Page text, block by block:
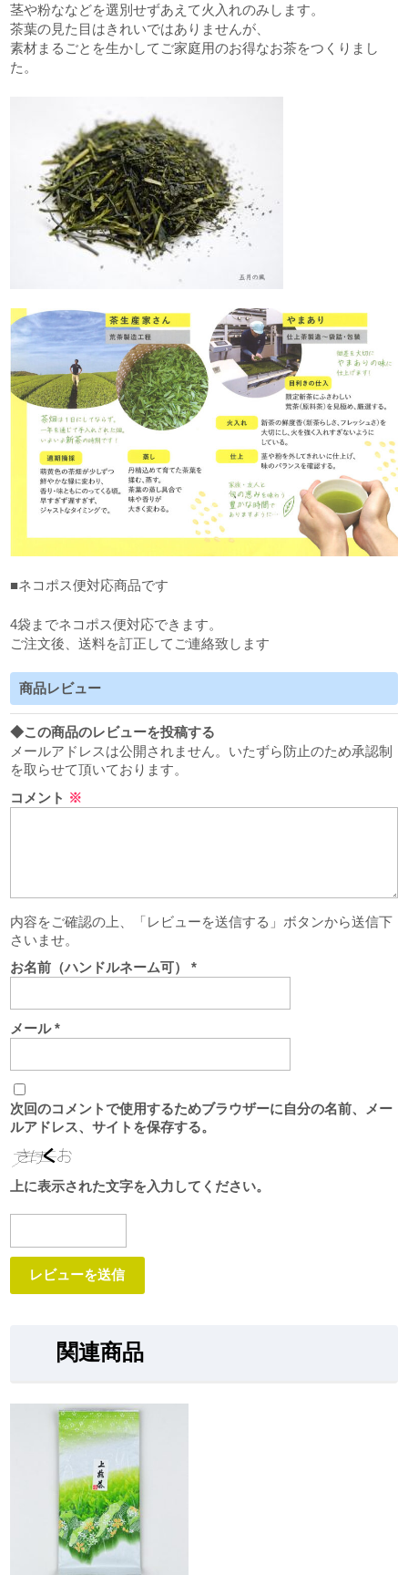
茎や粉ななどを選別せずあえて火入れのみします。
茶葉の見た目はきれいではありませんが、
素材まるごとを生かしてご家庭用のお得なお茶をつくりまし
た。
■ネコポス便対応商品です
4袋までネコポス便対応できます。
ご注文後、送料を訂正してご連絡致します
商品レビュー
◆この商品のレビューを投稿する
メールアドレスは公開されません。いたずら防止のため承認制
を取らせて頂いております。
コメント ※
内容をご確認の上、「レビューを送信する」ボタンから送信下
さいませ。
お名前（ハンドルネーム可） *
メール*
次回のコメントで使用するためブラウザーに自分の名前、メー
ルアドレス、サイトを保存する。
上に表示された文字を入力してください。
関連商品